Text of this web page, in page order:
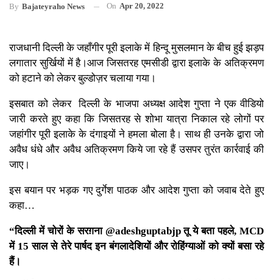
By Bajateyraho News On Apr 20, 2022
राजधानी दिल्ली के जहाँगीर पूरी इलाके में हिन्दू मुसलमान के बीच हुई झड़प
लगातार सुर्खियों में है।आज जिसतरह एमसीडी द्वारा इलाके के अतिक्रमण
को हटाने को लेकर बुल्डोज़र चलाया गया।
इसबात को लेकर दिल्ली के भाजपा अध्यक्ष आदेश गुप्ता ने एक वीडियो
जारी करते हुए कहा कि जिसतरह से शोभा यात्रा निकाल रहे लोगों पर
जहांगीर पूरी इलाके के दंगाइयों ने हमला बोला है। साथ ही उनके द्वारा जो
अवैध धंधे और अवैध अतिक्रमण किये जा रहे हैं उसपर तुरंत कार्रवाई की
जाए।
इस बयान पर भड़क गए दुर्गेश पाठक और आदेश गुप्ता को जवाब देते हुए
कहा…
“दिल्ली में चोरों के सरग़ना @adeshguptabjp तू ये बता पहले, MCD
में 15 साल से तेरे पार्षद इन बंगलादेशियों और रोहिंग्याओं को क्यों बसा रहे
हैं।